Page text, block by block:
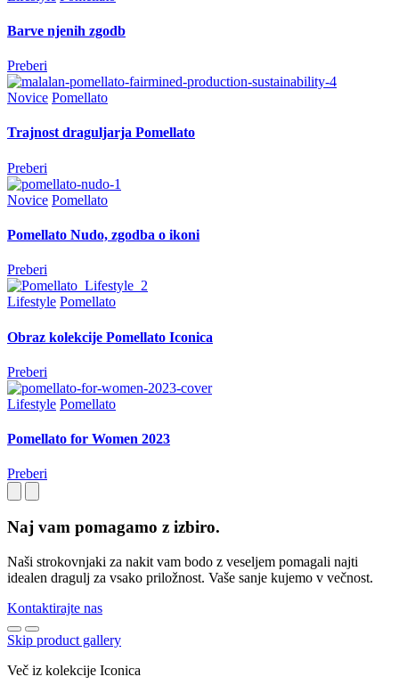
Barve njenih zgodb
Preberi
Novice Pomellato
Trajnost draguljarja Pomellato
Preberi
Novice Pomellato
Pomellato Nudo, zgodba o ikoni
Preberi
Lifestyle Pomellato
Obraz kolekcije Pomellato Iconica
Preberi
Lifestyle Pomellato
Pomellato for Women 2023
Preberi
Naj vam pomagamo z izbiro.
Naši strokovnjaki za nakit vam bodo z veseljem pomagali najti
idealen dragulj za vsako priložnost. Vaše sanje kujemo v večnost.
Kontaktirajte nas
Skip product gallery
Več iz kolekcije Iconica